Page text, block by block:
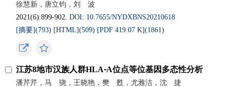
徐慧新，唐立钧，刘 波
2021(6):899-902.DOI: 10.7655/NYDXBNS20210618
[摘要](793) [HTML](509) [PDF 419.07 K](1861)
江苏8地市汉族人群HLA⁃A位点等位基因多态性分析
潘芹芹，马 骁，王晓艳，樊 甦，尤雅洁，沈 捷